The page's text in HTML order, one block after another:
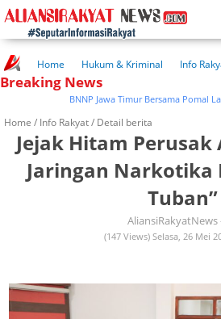
Home Hukum & Kriminal Info
Kuliner Rakyat
Wisata Rakyat
Kesehatan
Breaking News
BNNP Jawa Timur Bersama Pomal
Home / Info Rakyat/ Detail berita
Jejak Hitam Perusak
Jaringan Narkotika
Tuban”
AliansiRakyatNews
(147 Views) Selasa, 26 Mei